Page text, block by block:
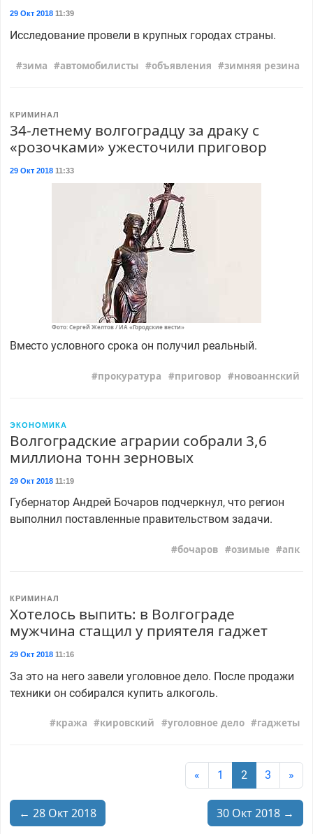
29 Окт 201811:39
Исследование провели в крупных городах страны.
зима автомобилисты объявления зимняя резина
КРИМИНАЛ
34-летнему волгоградцу за драку с
«розочками» ужесточили приговор
29 Окт 201811:33
Фото: Сергей Желтов / ИА «Городские вести»
Вместо условного срока он получил реальный.
прокуратура приговор новоаннский
ЭКОНОМИКА
Волгоградские аграрии собрали 3,6
миллиона тонн зерновых
29 Окт 201811:19
Губернатор Андрей Бочаров подчеркнул, что регион
выполнил поставленные правительством задачи.
бочаров озимые апк
КРИМИНАЛ
Хотелось выпить: в Волгограде
мужчина стащил у приятеля гаджет
29 Окт 201811:16
За это на него завели уголовное дело. После продажи
техники он собирался купить алкоголь.
кража кировский уголовное дело гаджеты
« 1 2 3 »
← 28 Окт 2018 30 Окт 2018 →